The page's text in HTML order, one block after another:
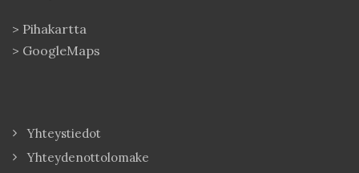
> Pihakartta
> GoogleMaps
Yhteystiedot
Yhteydenottolomake